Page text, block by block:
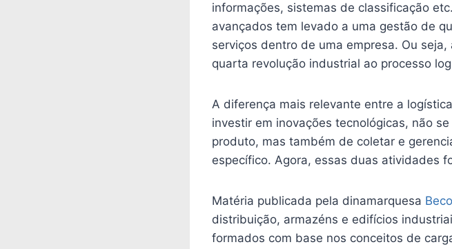
informações, sistemas de classificação
avançados tem levado a uma gestão de
serviços dentro de uma empresa. Ou
quarta revolução industrial ao processo
A diferença mais relevante entre a
investir em inovações tecnológicas, não
produto, mas também de coletar e
específico. Agora, essas duas atividades
Matéria publicada pela dinamarquesa
distribuição, armazéns e edifícios
formados com base nos conceitos de